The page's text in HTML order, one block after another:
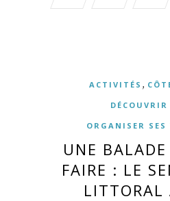
ACTIVITÉS ,
DÉCOUVRIR
ORGANISER SES
UNE
FAIRE : LE
LITTORAL